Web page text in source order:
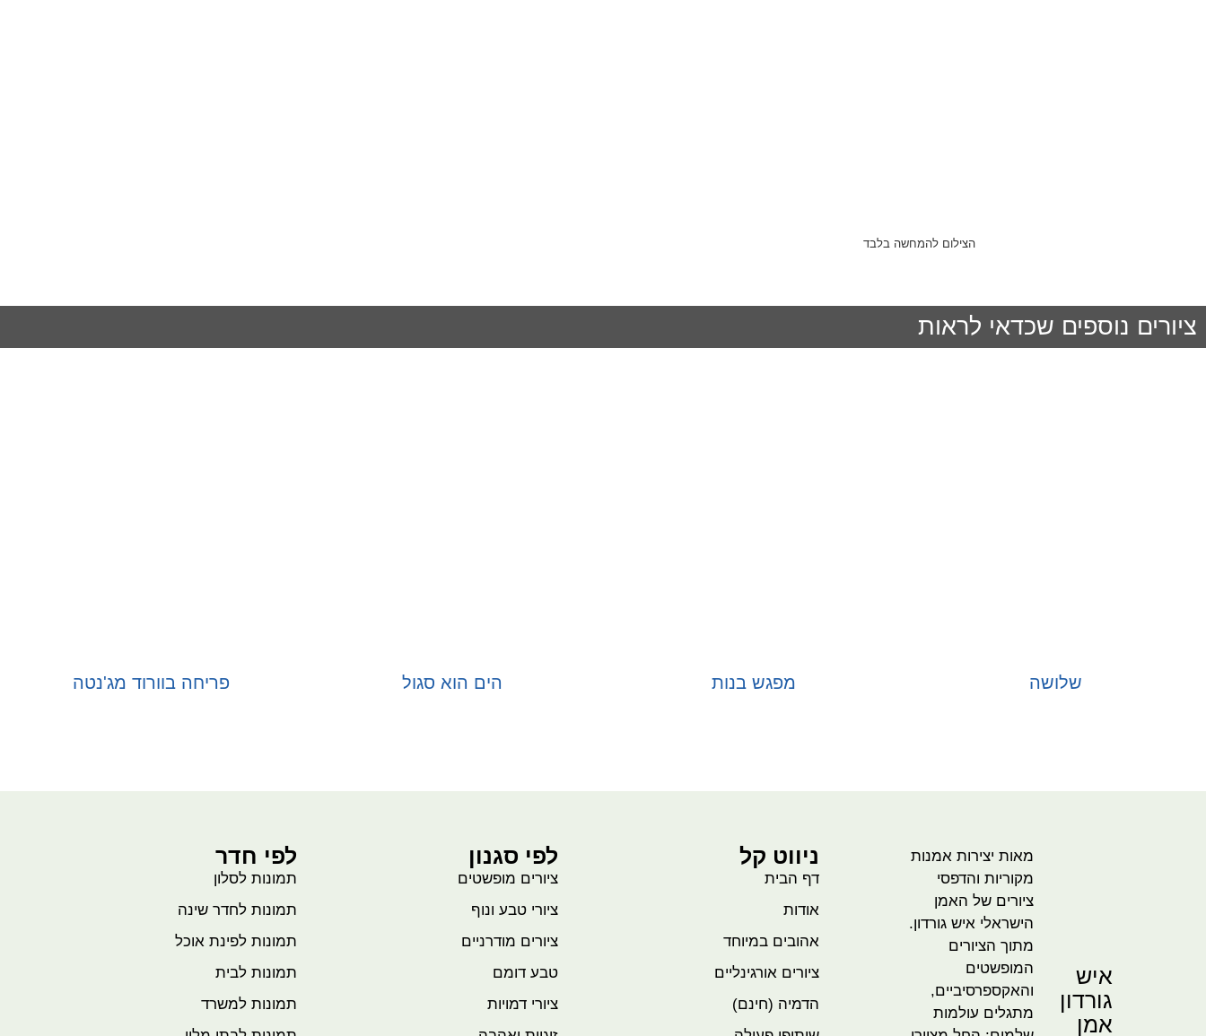
הצילום להמחשה בלבד
ציורים נוספים שכדאי לראות
שלושה מפגש בנות הים הוא סגול פריחה בוורוד מג'נטה
איש
גורדון
אמן
מאות יצירות אמנות
מקוריות והדפסי
ציורים של האמן
הישראלי איש גורדון.
מתוך הציורים
המופשטים
והאקספרסיביים,
מתגלים עולמות
ניווט קל
דף הבית
אודות
אהובים במיוחד
ציורים אורגינליים
הדמיה (חינם)
לפי סגנון
ציורים מופשטים
ציורי טבע ונוף
ציורים מודרניים
טבע דומם
ציורי דמויות
לפי חדר
תמונות לסלון
תמונות לחדר שינה
תמונות לפינת אוכל
תמונות לבית
תמונות למשרד